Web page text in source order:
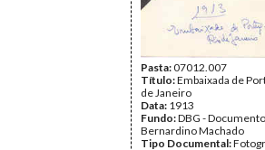
Pasta:07012.007
Título:Embaixada de
de Janeiro
Data: 1913
Fundo:DBG -
Bernardino Machado
Tipo Documental: